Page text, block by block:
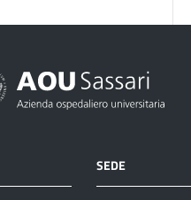
SEDE